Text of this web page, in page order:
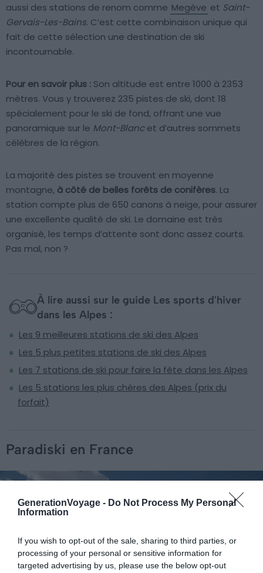
GenerationVoyage - Do Not Process My Personal
Information
If you wish to opt-out of the sale, sharing to third parties, or
processing of your personal or sensitive information for
targeted advertising by us, please use the below opt-out
aussi des stations de renom comme Megève et Saint-
Gervais-Les-Bains. C’est cette combinaison unique qui
fait de cette sélection une destination de ski
incontournable.
Pour en savoir plus : Son altitude est entre 1000 à 2353
mètres. Vous y trouverez 235 pistes de ski, dont 18
spécialement pour le ski de fond, offrant une vue
panoramique sur le Mont-Blancet d’autres sommets
célèbres de la région.
La majorité des pistes se trouvent en moyenne
montagne, à côté de belles forêts de conifères. La
station compte plus de 650 canons à neige, pour assurer
une excellente qualité de ski. Le domaine est très
organisé, les temps d’attente sont donc assez courts.
Pas mal, non ?
À lire aussi sur le guide Les sports d'hiver
dans les Alpes :
Les 9 meilleures stations de ski des Alpes
Les 5 plus petites stations de ski des Alpes
Les 7 stations de ski pour faire la fête dans les Alpes
Les 5 stations les plus chères des Alpes (prix du
forfait)
Paradiski en France